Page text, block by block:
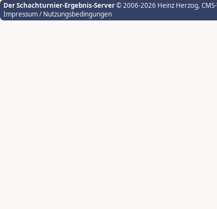
Der Schachturnier-Ergebnis-Server© 2006-2026 Heinz Herzog,
Impressum / Nutzungsbedingungen